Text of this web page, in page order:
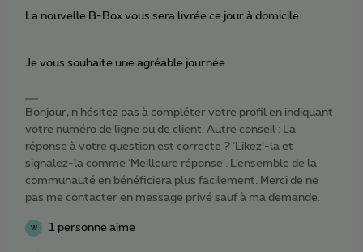
La nouvelle B-Box vous sera livrée ce jour à domicile.
Je vous souhaite une agréable journée.
Bonjour, n'hésitez pas à compléter votre profil en indiquant
votre numéro de ligne ou de client. Autre conseil : La
réponse à votre question est correcte ? ‘Likez’-la et
signalez-la comme ‘Meilleure réponse’. L’ensemble de la
communauté en bénéficiera plus facilement. Merci de ne
pas me contacter en message privé sauf à ma demande.
W 1 personne aime